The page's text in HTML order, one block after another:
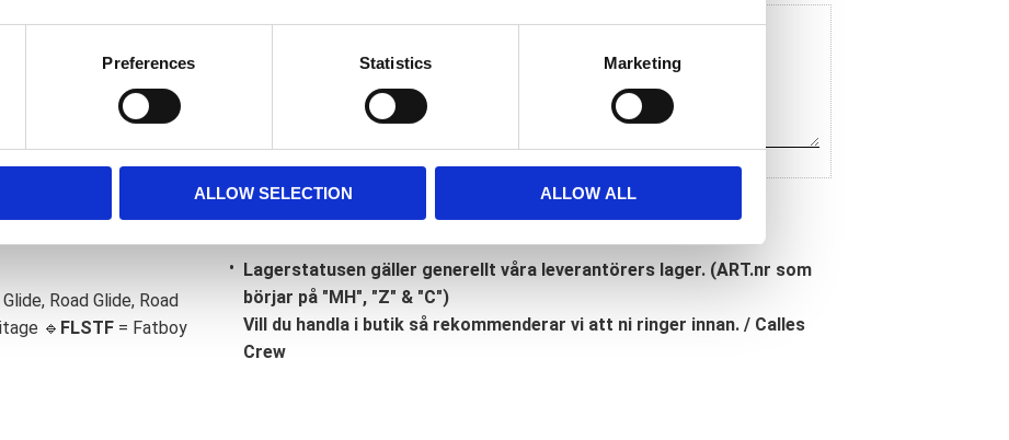
Preferences Statistics Marketing
ALLOW SELECTION ALLOW ALL
Road Glide, Road
🔹 FLSTF = Fatboy
Lagerstatusen gäller generellt våra leverantörers lager. (ART.nr som
börjar på "MH", "Z" & "C")
Vill du handla i butik så rekommenderar vi att ni ringer innan. / Calles
Crew